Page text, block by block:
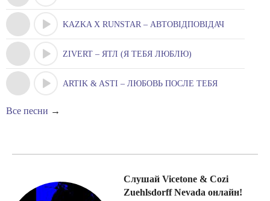
KAZKA X RUNSTAR – АВТОВІДПОВІДАЧ
ZIVERT – ЯТЛ (Я ТЕБЯ ЛЮБЛЮ)
ARTIK & ASTI – ЛЮБОВЬ ПОСЛЕ ТЕБЯ
Все песни →
Слушай Vicetone & Cozi
Zuehlsdorff Nevada онлайн!